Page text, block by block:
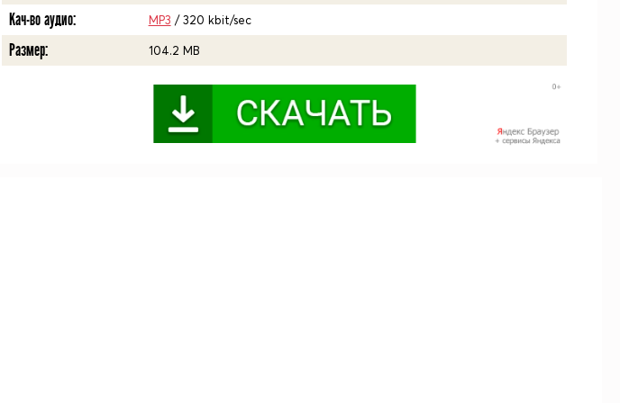
Кач-во аудио: MP3 / 320 kbit/sec
Размер: 104.2 MB